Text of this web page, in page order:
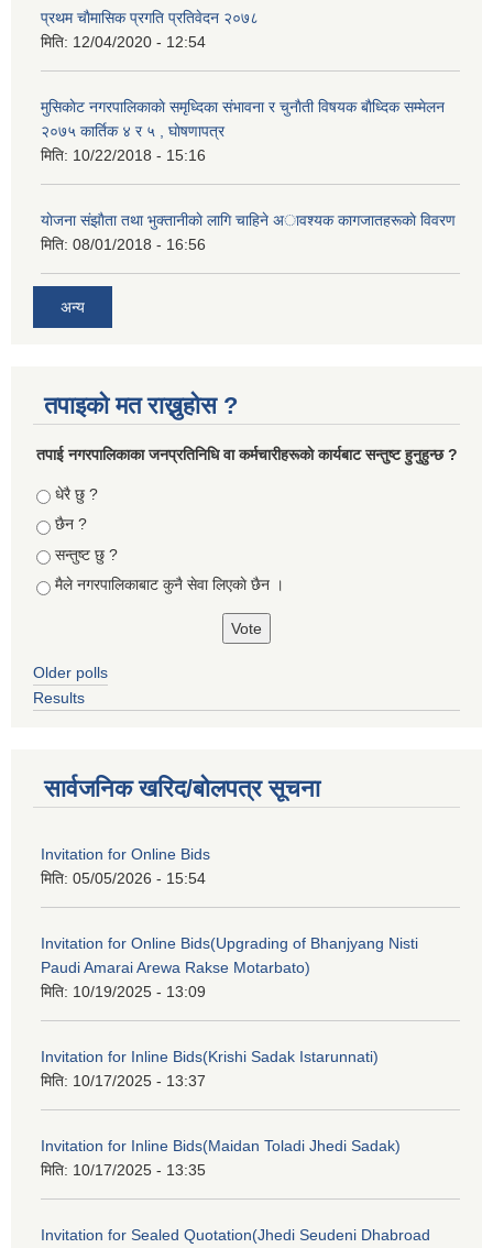
प्रथम चाैमासिक प्रगति प्रतिवेदन २०७८
मिति: 12/04/2020 - 12:54
मुसिकाेट नगरपालिकाकाे समृध्दिका संभावना र चुनाैती विषयक बाैध्दिक सम्मेलन
२०७५ कार्तिक ४ र ५ , घाेषणापत्र
मिति: 10/22/2018 - 15:16
याेजना संझाैता तथा भुक्तानीकाे लागि चाहिने अावश्यक कागजातहरूकाे विवरण
मिति: 08/01/2018 - 16:56
अन्य
तपाइको मत राख्नुहोस ?
तपा‌ई नगरपालिकाका जनप्रतिनिधि वा कर्मचारीहरूकाे कार्यबाट सन्तुष्ट हुनुहुन्छ ?
Choices
धेरै छु ?
छैन ?
सन्तुष्ट छु ?
मैले नगरपालिकाबाट कुनै सेवा लिएकाे छैन ।
Older polls
Results
सार्वजनिक खरिद/बोलपत्र सूचना
Invitation for Online Bids
मिति: 05/05/2026 - 15:54
Invitation for Online Bids(Upgrading of Bhanjyang Nisti
Paudi Amarai Arewa Rakse Motarbato)
मिति: 10/19/2025 - 13:09
Invitation for Inline Bids(Krishi Sadak Istarunnati)
मिति: 10/17/2025 - 13:37
Invitation for Inline Bids(Maidan Toladi Jhedi Sadak)
मिति: 10/17/2025 - 13:35
Invitation for Sealed Quotation(Jhedi Seudeni Dhabroad